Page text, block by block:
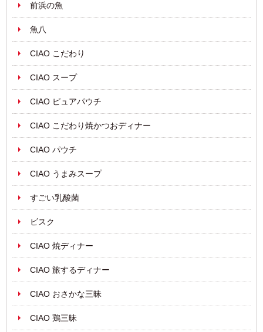
前浜の魚
魚八
CIAO こだわり
CIAO スープ
CIAO ピュアパウチ
CIAO こだわり焼かつおディナー
CIAO パウチ
CIAO うまみスープ
すごい乳酸菌
ビスク
CIAO 焼ディナー
CIAO 旅するディナー
CIAO おさかな三昧
CIAO 鶏三昧